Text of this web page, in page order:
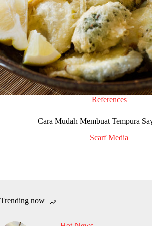
References
Cara Mudah Membuat Tempura
Scarf Media
Trending now